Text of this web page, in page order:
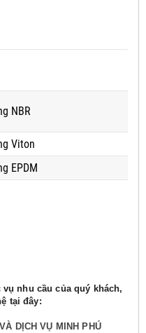
NBR
Viton
EPDM
nhu cầu của quý khách,
tại đây:
DỊCH VỤ MINH PHÚ